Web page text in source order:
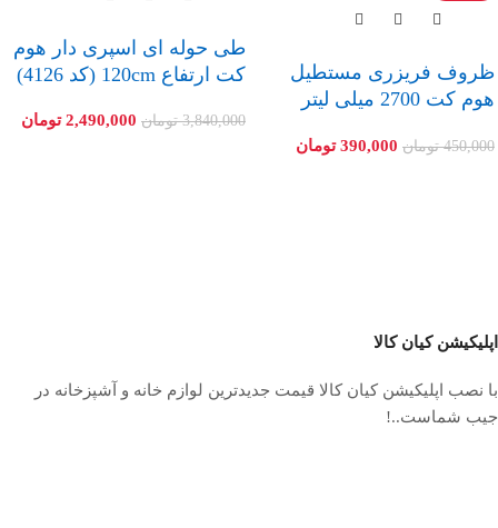
ظروف فریزری مستطیل
هوم کت 2700 میلی لیتر
450,000 تومان 390,000 تومان
طی حوله ای اسپری دار هوم
کت ارتفاع 120cm (کد 4126)
3,840,000 تومان 2,490,000 تومان
اپلیکیشن کیان کالا
با نصب اپلیکیشن کیان کالا قیمت جدیدترین لوازم خانه و آشپزخانه در
جیب شماست..!